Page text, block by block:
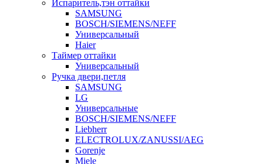
Испаритель,тэн оттайки
SAMSUNG
BOSCH/SIEMENS/NEFF
Универсальный
Haier
Таймер оттайки
Универсальный
Ручка двери,петля
SAMSUNG
LG
Универсальные
BOSCH/SIEMENS/NEFF
Liebherr
ELECTROLUX/ZANUSSI/AEG
Gorenje
Miele